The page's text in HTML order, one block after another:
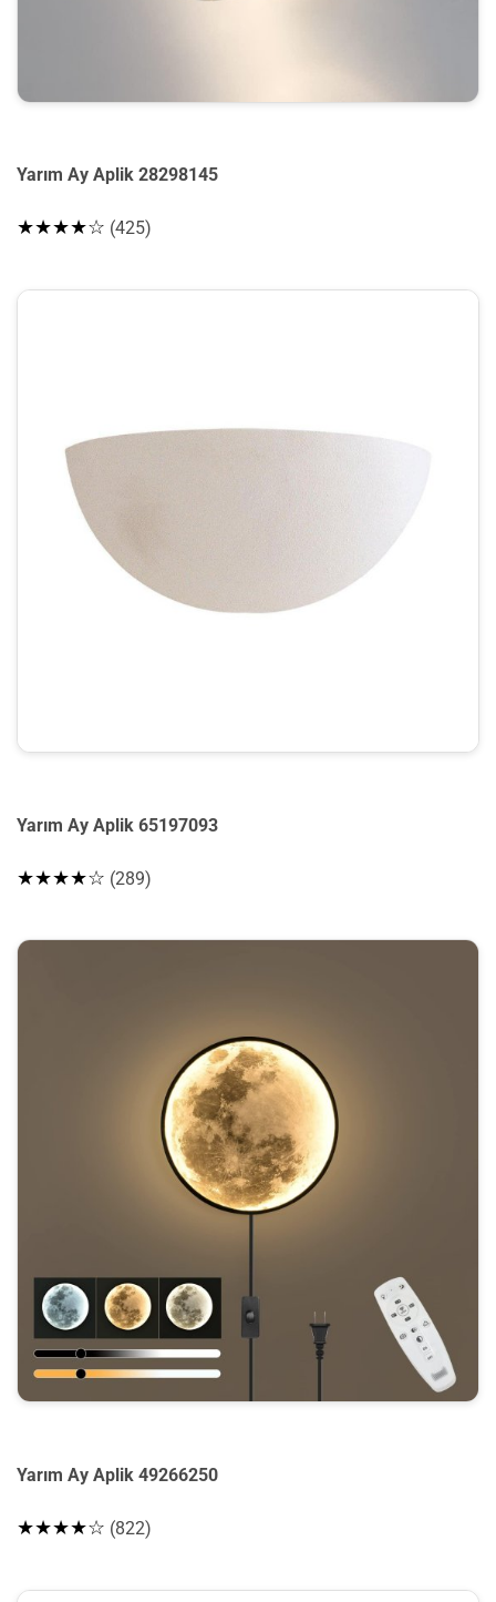
Yarım Ay Aplik 28298145
★★★★☆ (425)
Yarım Ay Aplik 65197093
★★★★☆ (289)
Yarım Ay Aplik 49266250
★★★★☆ (822)